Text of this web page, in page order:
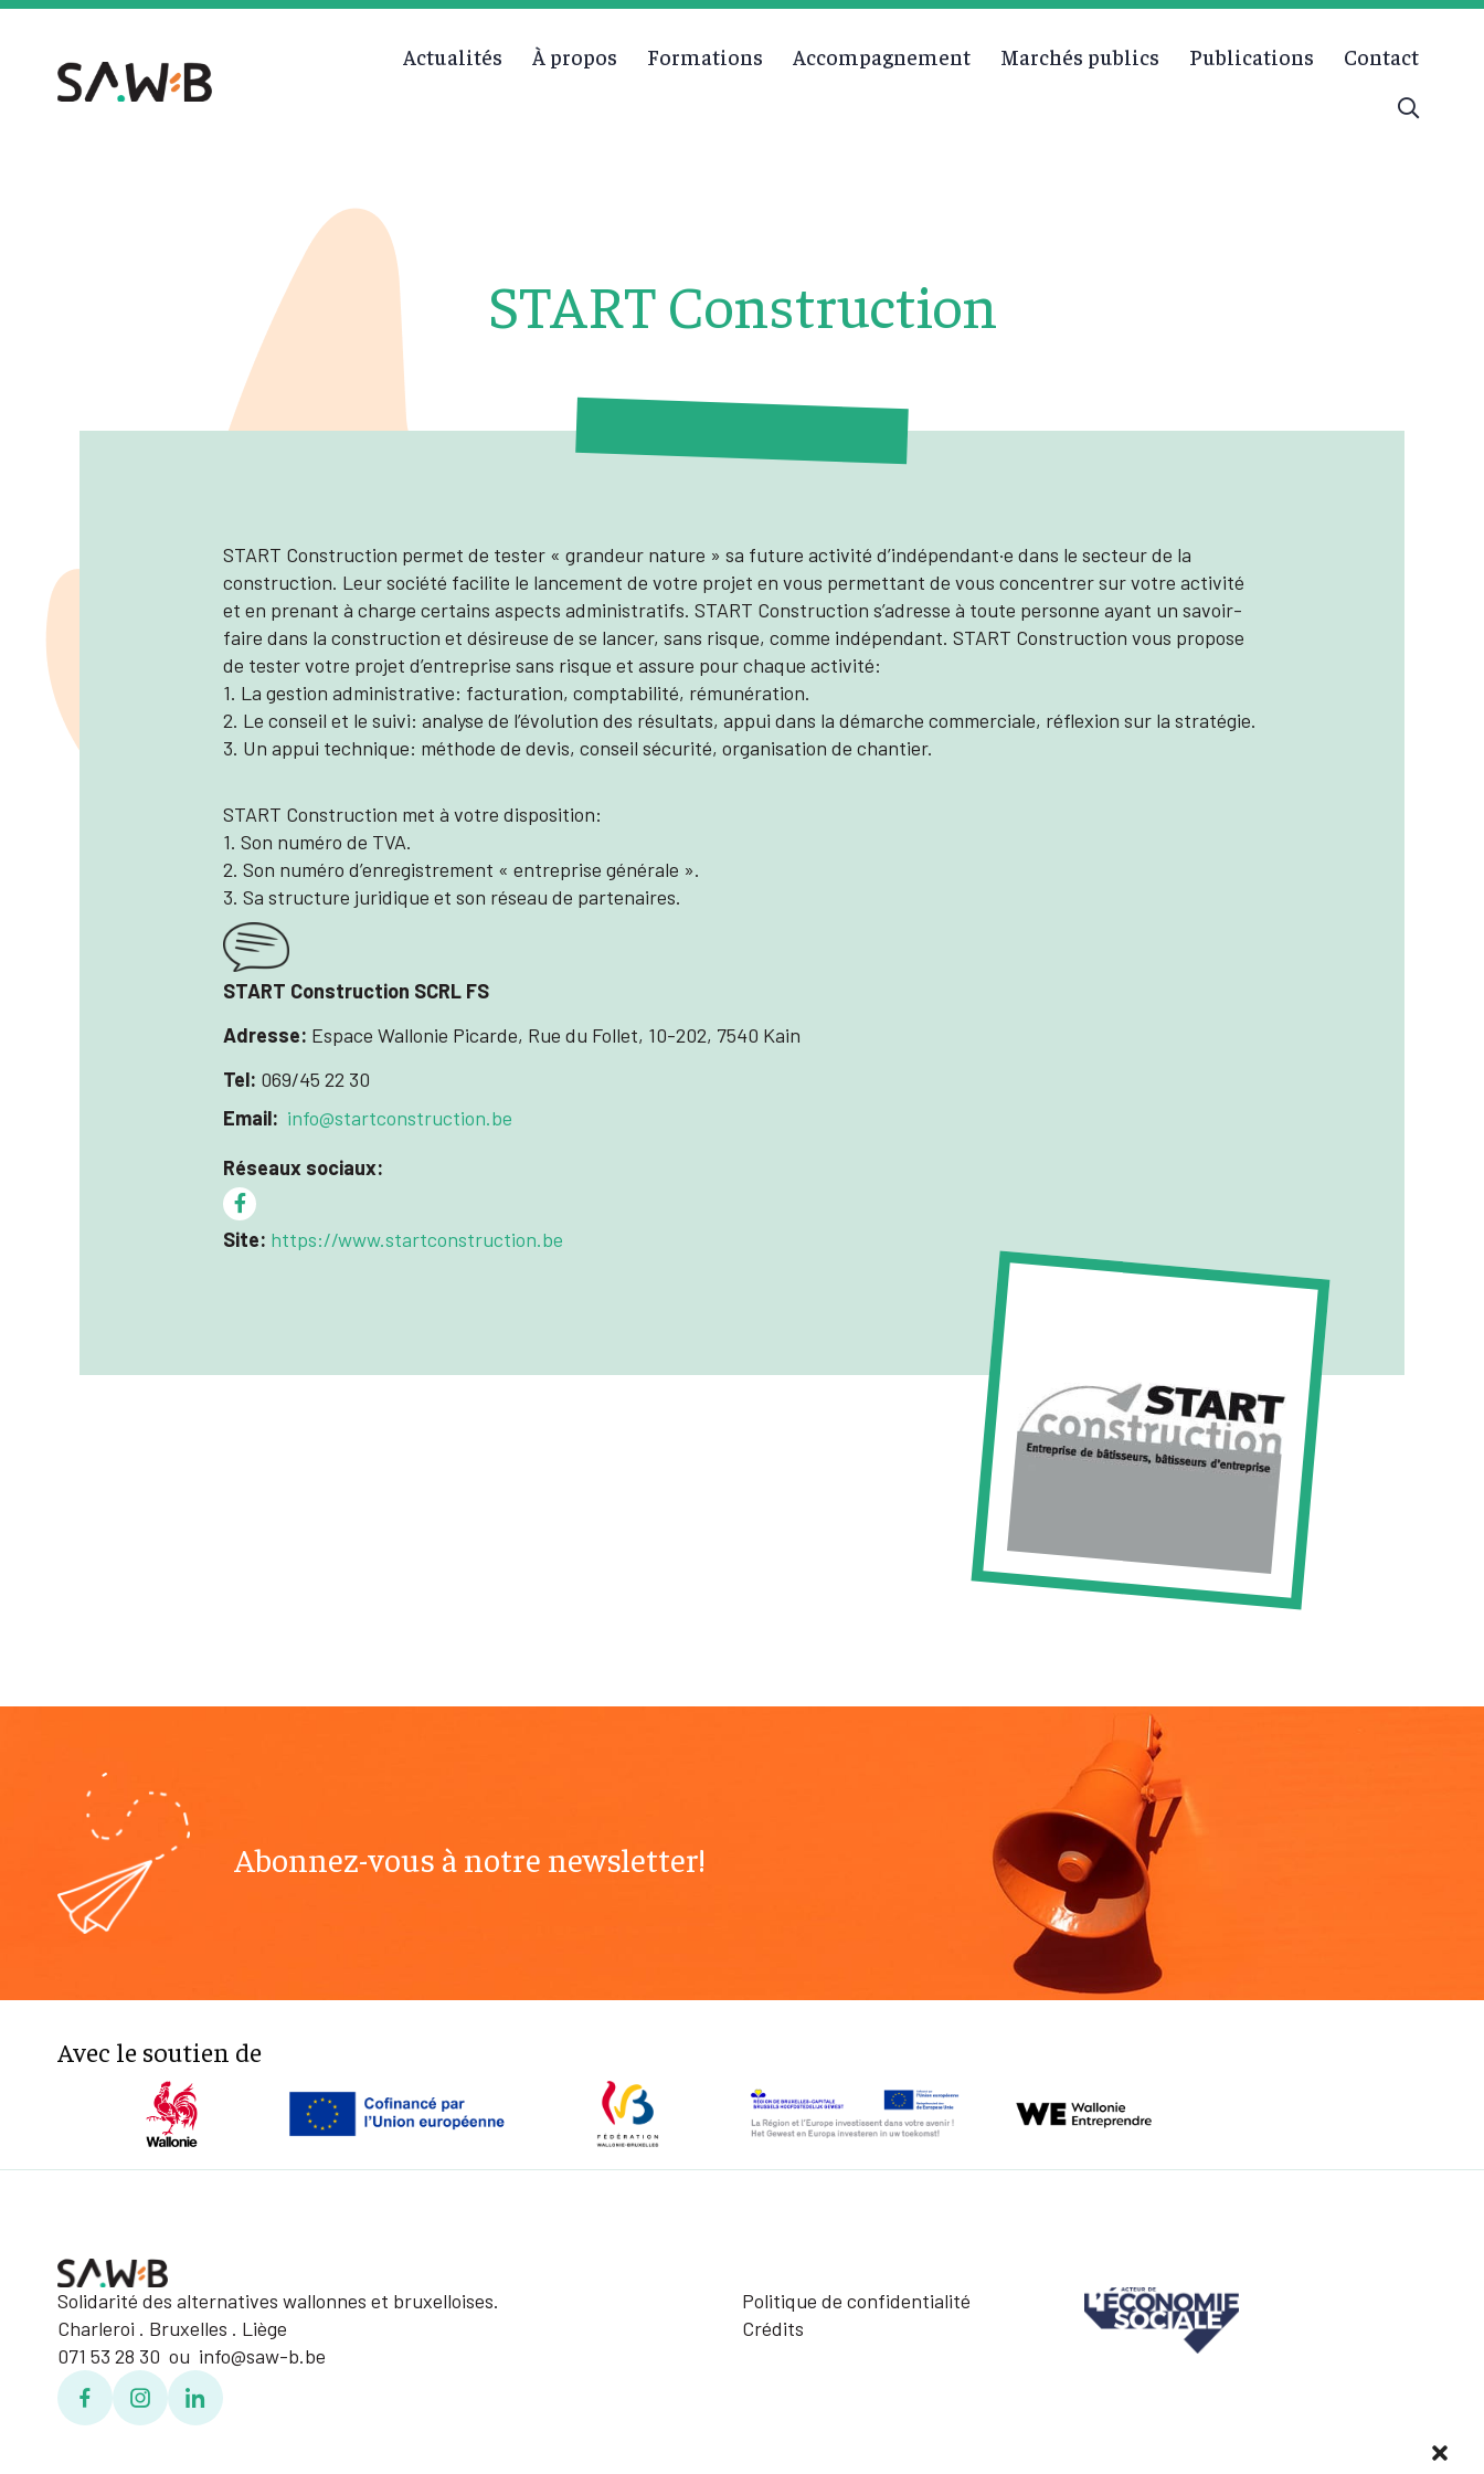
Actualités À propos Formations Accompagnement Marchés publics Publications Contact
START Construction
START Construction permet de tester « grandeur nature » sa future activité d’indépendant·e dans le secteur de la
construction. Leur société facilite le lancement de votre projet en vous permettant de vous concentrer sur votre activité
et en prenant à charge certains aspects administratifs. START Construction s’adresse à toute personne ayant un savoir-
faire dans la construction et désireuse de se lancer, sans risque, comme indépendant. START Construction vous propose
de tester votre projet d’entreprise sans risque et assure pour chaque activité:
1. La gestion administrative: facturation, comptabilité, rémunération.
2. Le conseil et le suivi: analyse de l’évolution des résultats, appui dans la démarche commerciale, réflexion sur la stratégie.
3. Un appui technique: méthode de devis, conseil sécurité, organisation de chantier.
START Construction met à votre disposition:
1. Son numéro de TVA.
2. Son numéro d’enregistrement « entreprise générale ».
3. Sa structure juridique et son réseau de partenaires.
START Construction SCRL FS
Adresse: Espace Wallonie Picarde, Rue du Follet, 10-202, 7540 Kain
Tel: 069/45 22 30
Email: info@startconstruction.be
Réseaux sociaux:
Site: https://www.startconstruction.be
Abonnez-vous à notre newsletter!
Avec le soutien de
Solidarité des alternatives wallonnes et bruxelloises.
Charleroi . Bruxelles . Liège
071 53 28 30 ou info@saw-b.be
FacebookFacebookLinkedin
Politique de confidentialité
Crédits